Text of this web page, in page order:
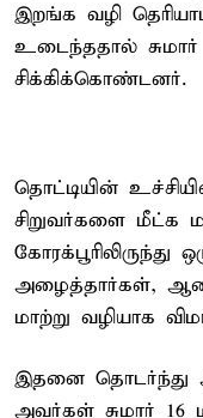
இறங்க வழி
உடைந்ததால்
சிக்கிக்கொண்டனர்.
தொட்டியின்
சிறுவர்களை மீட்க
அழைத்தார்கள்,
மாற்று வழியாக
இதனை தொடர்ந்து
அவர்கள் சுமார் 16